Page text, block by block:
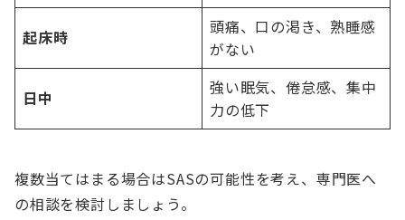
起床時
頭痛、口の渇き、熟睡感
がない
日中
強い眠気、倦怠感、集中
力の低下
複数当てはまる場合はSASの可能性を考え、専門医へ
の相談を検討しましょう。